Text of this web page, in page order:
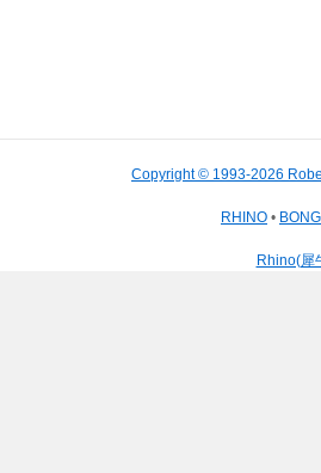
Copyright © 1993-2026
RHINO •
Rhino(犀